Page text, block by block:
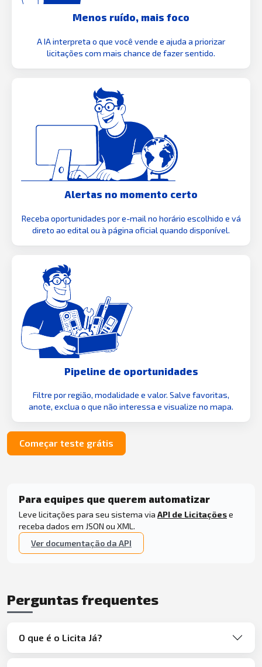
Menos ruído, mais foco
A IA interpreta o que você vende e ajuda a priorizar
licitações com mais chance de fazer sentido.
Alertas no momento certo
Receba oportunidades por e-mail no horário escolhido e vá
direto ao edital ou à página oficial quando disponível.
Pipeline de oportunidades
Filtre por região, modalidade e valor. Salve favoritas,
anote, exclua o que não interessa e visualize no mapa.
Começar teste grátis
Para equipes que querem automatizar
Leve licitações para seu sistema via API de Licitaçõese
receba dados em JSON ou XML.
Ver documentação da API
Perguntas frequentes
O que é o Licita Já?